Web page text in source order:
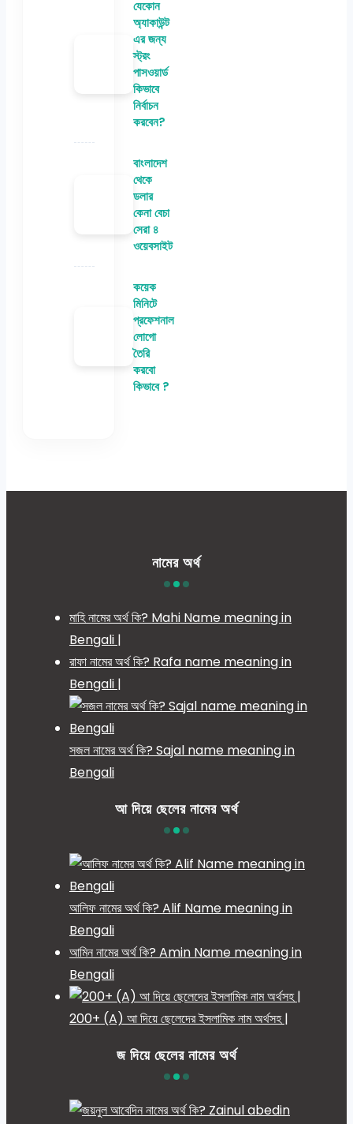
যেকোন
অ্যাকাউন্ট
এর জন্য
স্ট্রং
পাসওয়ার্ড
কিভাবে
নির্বাচন
করবেন?
বাংলাদেশ
থেকে
ডলার
কেনা বেচা
সেরা ৪
ওয়েবসাইট
কয়েক
মিনিটে
প্রফেশনাল
লোগো
তৈরি
করবো
কিভাবে ?
নামের অর্থ
মাহি নামের অর্থ কি? Mahi Name meaning in
Bengali |
রাফা নামের অর্থ কি? Rafa name meaning in
Bengali |
সজল নামের অর্থ কি? Sajal name meaning in
Bengali
আ দিয়ে ছেলের নামের অর্থ
আলিফ নামের অর্থ কি? Alif Name meaning in
Bengali
আমিন নামের অর্থ কি? Amin Name meaning in
Bengali
200+ (A) আ দিয়ে ছেলেদের ইসলামিক নাম অর্থসহ |
জ দিয়ে ছেলের নামের অর্থ